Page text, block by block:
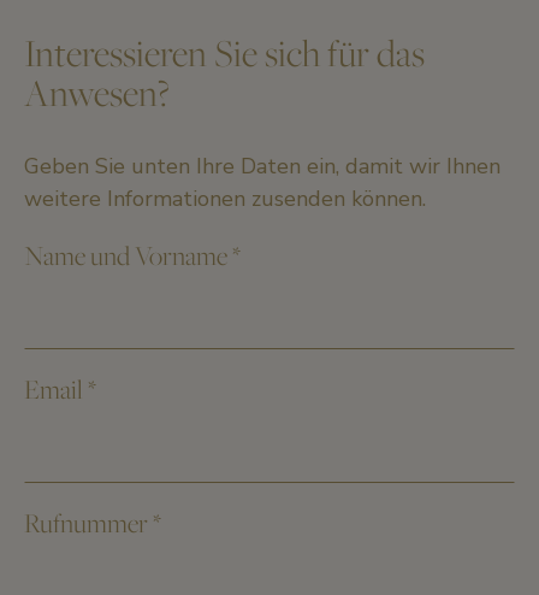
Interessieren Sie sich für das
Anwesen?
Geben Sie unten Ihre Daten ein, damit wir Ihnen
weitere Informationen zusenden können.
Name und Vorname*
Email *
Rufnummer *